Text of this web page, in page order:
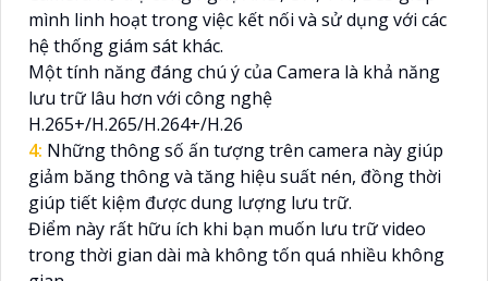
mình linh hoạt trong việc kết nối và sử dụng với các
hệ thống giám sát khác.
Một tính năng đáng chú ý của Camera là khả năng
lưu trữ lâu hơn với công nghệ
H.265+/H.265/H.264+/H.26
4: Những thông số ấn tượng trên camera này giúp
giảm băng thông và tăng hiệu suất nén, đồng thời
giúp tiết kiệm được dung lượng lưu trữ.
Điểm này rất hữu ích khi bạn muốn lưu trữ video
trong thời gian dài mà không tốn quá nhiều không